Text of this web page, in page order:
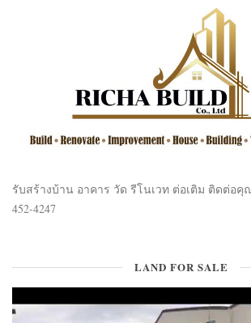
รับสร้างบ้าน อาคาร วัด รีโนเวท ต่อเติม ติดต่อคุณ
452-4247
LAND FOR SALE